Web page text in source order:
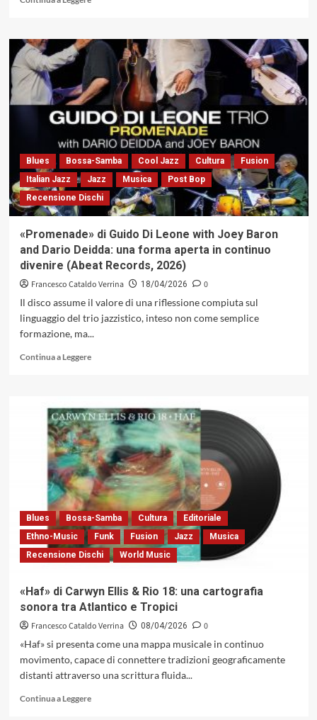
su
«Trama
Latina»
di
Paolo
Fresu,
David
e
Gustavo
Beytelmann:
la
materia
migrante
suono,
tra
riscrittura
e
(Tǔk
Voice,
2026)
Blues Bossa-Samba Cool Jazz Cultura
Fusion
Italian Jazz
Jazz Musica
Post Bop
Recensione Dischi
«Promenade» di Guido Di Leone with Joey Baron
and Dario Deidda: una forma aperta in continuo
divenire (Abeat Records, 2026)
Francesco Cataldo Verrina 18/04/2026
0
Il disco assume il valore di una riflessione compiuta sul
linguaggio del trio jazzistico, inteso non come semplice
formazione, ma...
Continua a LeggereLeggi
«Promenade»
di
Guido
Di
Leone
with
Joey
Baron
and
Dario
Deidda:
una
in
continuo
divenire
Records,
2026)
Blues Bossa-Samba Cultura
Editoriale
Ethno-Music
Funk Fusion Jazz
Musica
Recensione Dischi
World Music
«Haf» di Carwyn Ellis & Rio 18: una cartografia
sonora tra Atlantico e Tropici
Francesco Cataldo Verrina 08/04/2026
0
«Haf» si presenta come una mappa musicale in continuo
movimento, capace di connettere tradizioni geograficamente
distanti attraverso una scrittura fluida...
Continua a LeggereLeggi